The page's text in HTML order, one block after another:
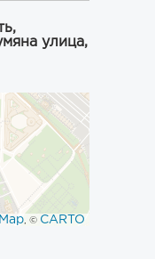
улица,
, © CARTO